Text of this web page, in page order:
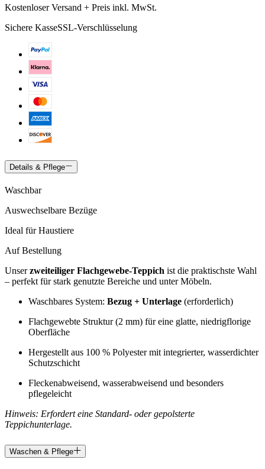
Kostenloser Versand + Preis inkl. MwSt.
Sichere KasseSSL-Verschlüsselung
Details & Pflege
Waschbar
Auswechselbare Bezüge
Ideal für Haustiere
Auf Bestellung
Unserzweiteiliger Flachgewebe-Teppich ist die praktischste Wahl
– perfekt für stark genutzte Bereiche und unter Möbeln.
Waschbares System: Bezug + Unterlage (erforderlich)
Flachgewebte Struktur (2 mm) für eine glatte, niedrigflorige
Oberfläche
Hergestellt aus 100 % Polyester mit integrierter, wasserdichter
Schutzschicht
Fleckenabweisend, wasserabweisend und besonders
pflegeleicht
Hinweis: Erfordert eine Standard- oder gepolsterte
Teppichunterlage.
Waschen & Pflege